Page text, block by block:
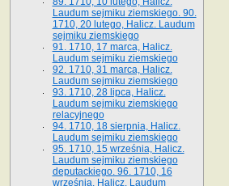
Laudum sejmiku ziemskiego. 90.
1710, 20 lutego, Halicz. Laudum
sejmiku ziemskiego
91. 1710, 17 marca, Halicz.
Laudum sejmiku ziemskiego
92. 1710, 31 marca, Halicz.
Laudum sejmiku ziemskiego
93. 1710, 28 lipca, Halicz.
Laudum sejmiku ziemskiego
relacyjnego
94. 1710, 18 sierpnia, Halicz.
Laudum sejmiku ziemskiego
95. 1710, 15 września, Halicz.
Laudum sejmiku ziemskiego
deputackiego. 96. 1710, 16
września, Halicz. Laudum